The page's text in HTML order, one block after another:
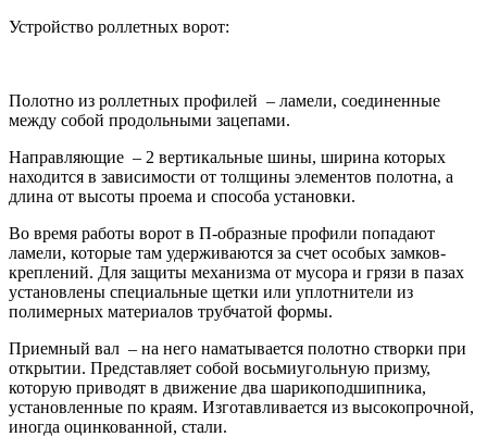
Устройство роллетных ворот:
Полотно из роллетных профилей – ламели, соединенные
между собой продольными зацепами.
Направляющие – 2 вертикальные шины, ширина которых
находится в зависимости от толщины элементов полотна, а
длина от высоты проема и способа установки.
Во время работы ворот в П-образные профили попадают
ламели, которые там удерживаются за счет особых замков-
креплений. Для защиты механизма от мусора и грязи в пазах
установлены специальные щетки или уплотнители из
полимерных материалов трубчатой формы.
Приемный вал – на него наматывается полотно створки при
открытии. Представляет собой восьмиугольную призму,
которую приводят в движение два шарикоподшипника,
установленные по краям. Изготавливается из высокопрочной,
иногда оцинкованной, стали.